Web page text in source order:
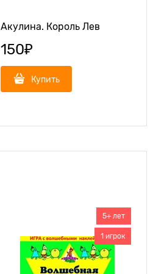
Акулина. Король Лев
150₽
Купить
5+ лет
1 игрок